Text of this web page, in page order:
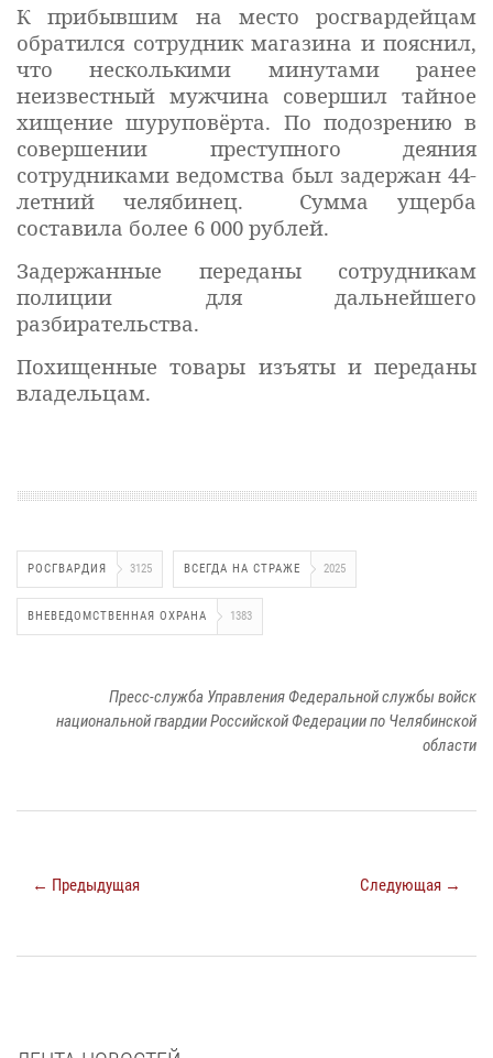
К прибывшим на место росгвардейцам
обратился сотрудник магазина и пояснил,
что несколькими минутами ранее
неизвестный мужчина совершил тайное
хищение шуруповёрта. По подозрению в
совершении преступного деяния
сотрудниками ведомства был задержан 44-
летний челябинец. Сумма ущерба
составила более 6 000 рублей.
Задержанные переданы сотрудникам
полиции для дальнейшего
разбирательства.
Похищенные товары изъяты и переданы
владельцам.
РОСГВАРДИЯ 3125 ВСЕГДА НА СТРАЖЕ 2025
ВНЕВЕДОМСТВЕННАЯ ОХРАНА 1383
Пресс-служба Управления Федеральной службы войск
национальной гвардии Российской Федерации по Челябинской
области
← Предыдущая Следующая →